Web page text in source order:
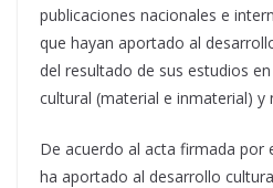
publicaciones nacionales e
que hayan aportado al
del resultado de sus estudios
cultural (material e inmaterial) y
De acuerdo al acta firmada por
ha aportado al desarrollo